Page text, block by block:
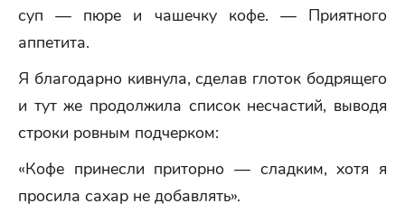
суп — пюре и чашечку кофе. — Приятного
аппетита.
Я благодарно кивнула, сделав глоток бодрящего
и тут же продолжила список несчастий, выводя
строки ровным подчерком:
«Кофе принесли приторно — сладким, хотя я
просила сахар не добавлять».